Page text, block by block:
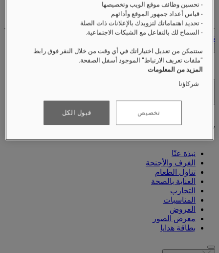
حساب الولاء الخاص بك
حجوزاتك
تسجيل الخروج
التحقق من الأسعار
فتح القائمة
نبذة عنّا
الغرف والأجنحة
تناول الطعام
العناية بالصحة
التجارب
المناسبات
العروض
معرض الصور
بطاقة هدايا
- تحسين وظائف موقع الويب وتخصيصها
- قياس أعداد جمهور الموقع وأدائهم
- تحديد اهتماماتك لتزويدك بالإعلانات ذات الصلة
- السماح لك بالتفاعل مع الشبكات الاجتماعية.
ستتمكن من تعديل اختياراتك في أي وقت من خلال النقر فوق رابط
"ملفات تعريف الارتباط" الموجود أسفل الصفحة.
المزيد من المعلومات
شركاؤنا
تخصيص قبول الكل